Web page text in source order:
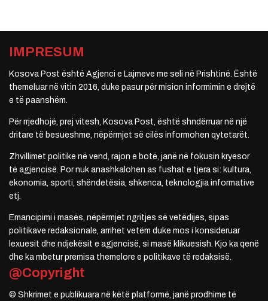
IMPRESUM
Kosova Post është Agjenci e Lajmeve me seli në Prishtinë. Është
themeluar në vitin 2016, duke pasur për mision informimin e drejtë
e të paanshëm.
Për rrjedhojë, prej vitesh, Kosova Post, është shndërruar në një
dritare të besueshme, nëpërmjet së cilës informohen qytetarët.
Zhvillimet politike në vend, rajon e botë, janë në fokusin kryesor
të agjencisë. Por nuk anashkalohen as fushat e tjera si: kultura,
ekonomia, sporti, shëndetësia, shkenca, teknologjia informative
etj.
Emancipimi i masës, nëpërmjet ngritjes së vetëdijes, sipas
politikave redaksionale, arrihet vetëm duke mos i konsideruar
lexuesit dhe ndjekësit e agjencisë, si masë klikuesish. Kjo ka qenë
dhe ka mbetur premisa themelore e politikave të redaksisë.
@Copyright
© Shkrimet e publikuara në këtë platformë, janë prodhime të